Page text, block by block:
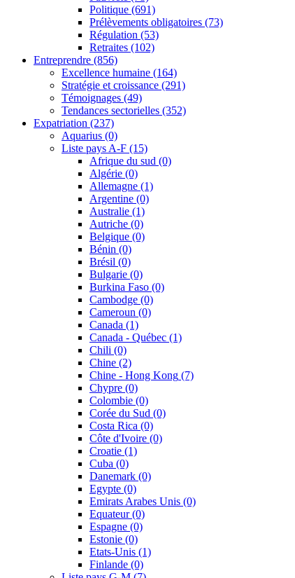
Politique (691)
Prélèvements obligatoires (73)
Régulation (53)
Retraites (102)
Entreprendre (856)
Excellence humaine (164)
Stratégie et croissance (291)
Témoignages (49)
Tendances sectorielles (352)
Expatriation (237)
Aquarius (0)
Liste pays A-F (15)
Afrique du sud (0)
Algérie (0)
Allemagne (1)
Argentine (0)
Australie (1)
Autriche (0)
Belgique (0)
Bénin (0)
Brésil (0)
Bulgarie (0)
Burkina Faso (0)
Cambodge (0)
Cameroun (0)
Canada (1)
Canada - Québec (1)
Chili (0)
Chine (2)
Chine - Hong Kong (7)
Chypre (0)
Colombie (0)
Corée du Sud (0)
Costa Rica (0)
Côte d'Ivoire (0)
Croatie (1)
Cuba (0)
Danemark (0)
Egypte (0)
Emirats Arabes Unis (0)
Equateur(0)
Espagne (0)
Estonie (0)
Etats-Unis (1)
Finlande (0)